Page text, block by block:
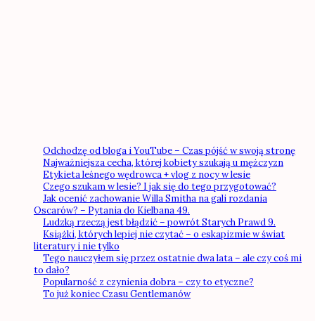
Odchodzę od bloga i YouTube – Czas pójść w swoją stronę
Najważniejsza cecha, której kobiety szukają u mężczyzn
Etykieta leśnego wędrowca + vlog z nocy w lesie
Czego szukam w lesie? I jak się do tego przygotować?
Jak ocenić zachowanie Willa Smitha na gali rozdania
Oscarów? – Pytania do Kielbana 49.
Ludzką rzeczą jest błądzić – powrót Starych Prawd 9.
Książki, których lepiej nie czytać – o eskapizmie w świat
literatury i nie tylko
Tego nauczyłem się przez ostatnie dwa lata – ale czy coś mi
to dało?
Popularność z czynienia dobra – czy to etyczne?
To już koniec Czasu Gentlemanów